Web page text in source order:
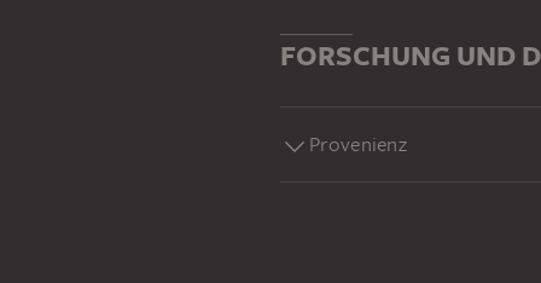
FORSCHUNG UND
Provenienz